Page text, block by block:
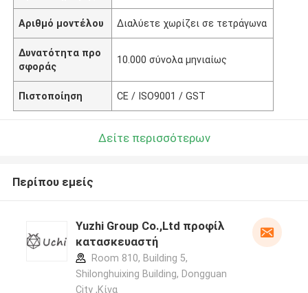
Αριθμό μοντέλου Διαλύετε χωρίζει σε τετράγωνα
Δυνατότητα προ
σφοράς
10.000 σύνολα μηνιαίως
Πιστοποίηση CE / ISO9001 / GST
Δείτε περισσότερων
Περίπου εμείς
Yuzhi Group Co.,Ltd προφίλ
κατασκευαστή
Room 810, Building 5,
Shilonghuixing Building, Dongguan
City ,Κίνα